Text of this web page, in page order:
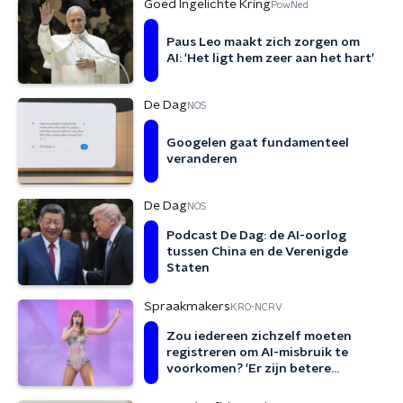
Goed Ingelichte KringPowNed
Paus Leo maakt zich zorgen om
AI: 'Het ligt hem zeer aan het hart'
De DagNOS
Googelen gaat fundamenteel
veranderen
De DagNOS
Podcast De Dag: de AI-oorlog
tussen China en de Verenigde
Staten
Spraakmakers KRO-NCRV
Zou iedereen zichzelf moeten
registreren om AI-misbruik te
voorkomen? 'Er zijn betere